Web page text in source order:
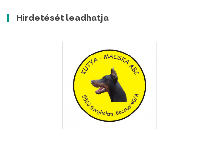
Hirdetését leadhatja